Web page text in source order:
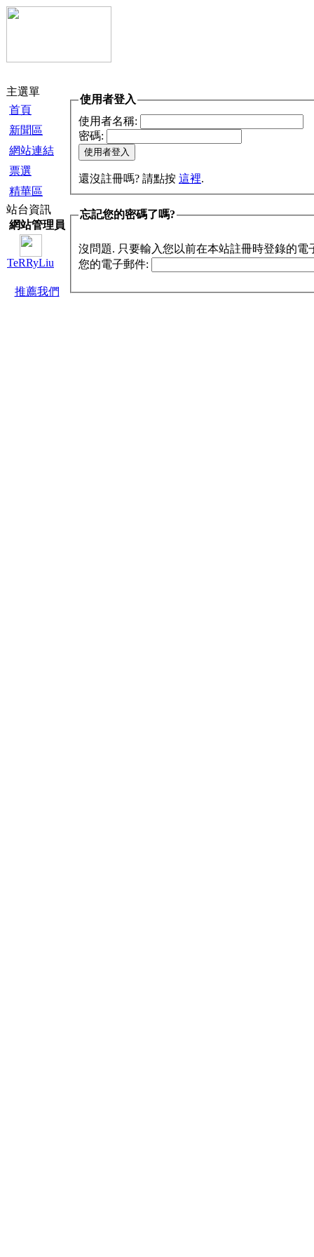
主選單
首頁
新聞區
網站連結
票選
精華區
站台資訊
網站管理員
TeRRyLiu
推薦我們
使用者登入
使用者名稱:
密碼:
還沒註冊嗎? 請點按 這裡.
忘記您的密碼了嗎?
沒問題. 只要輸入您以前在本站註冊時登錄的電
您的電子郵件: